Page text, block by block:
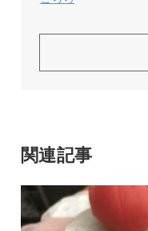
関連記事